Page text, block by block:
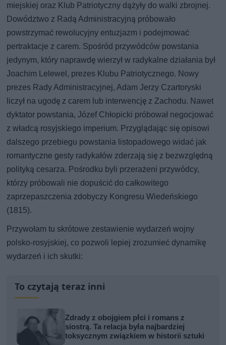
miejskiej oraz Klub Patriotyczny dążyły do walki zbrojnej.
Dowództwo z Radą Administracyjną próbowało
powstrzymać rewolucyjny entuzjazm i podejmować
pertraktacje z carem. Spośród przywódców powstania
jedynym, który naprawdę wierzył w radykalne działania był
Joachim Lelewel, prezes Klubu Patriotycznego. Nowy
prezes Rady Administracyjnej, Adam Jerzy Czartoryski
liczył na ugodę z carem lub interwencję z Zachodu. Nawet
dyktator powstania, Józef Chłopicki próbował negocjować
z władcą rosyjskiego imperium. Przyglądając się opisowi
dalszego przebiegu powstania listopadowego widać jak
romantyczne gesty radykałów zderzają się z bezwzględną
polityką cesarza. Pośrodku byli przerażeni przywódcy,
którzy próbowali nie dopuścić do całkowitego
zaprzepaszczenia zdobyczy Kongresu Wiedeńskiego
(1815).
Przywołam tu skrótowe zestawienie wydarzeń wojny
polsko-rosyjskiej, co pozwoli lepiej zrozumieć dynamikę
wydarzeń i ich skutki:
To czytają teraz inni
Zdrady z obojgiem płci i romans z
siostrą. Ta relacja była najbardziej
toksycznym związkiem w historii sztuki